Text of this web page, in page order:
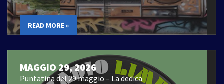
READ MORE »
MAGGIO 29, 2026
Puntatina del 29 maggio – La dedica